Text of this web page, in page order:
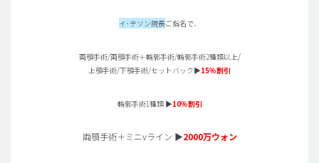
イ･テソン院長ご指名で、
両顎手術/両顎手術＋輪郭手術/輪郭手術2種類以上/
上顎手術/下顎手術/セットバック▶15％割引
輪郭手術1種類 ▶10％割引
両顎手術＋ミニvライン ▶2000万ウォン